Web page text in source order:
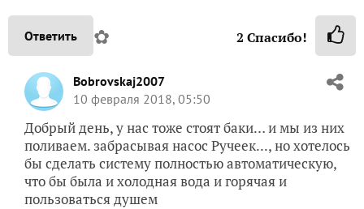
Ответить ✿ 2 Спасибо!
Bobrovskaj2007
10 февраля 2018, 05:50
Добрый день, у нас тоже стоят баки… и мы из них
поливаем. забрасывая насос Ручеек..., но хотелось
бы сделать систему полностью автоматическую,
что бы была и холодная вода и горячая и
пользоваться душем